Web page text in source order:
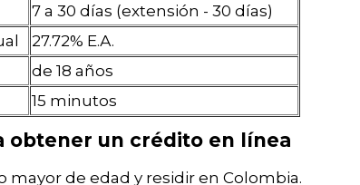
7 a 30 días (extensión - 30 días)
27.72% Е.А.
de 18 años
15 minutos
obtener un crédito en línea
mayor de edad y residir en Colombia.